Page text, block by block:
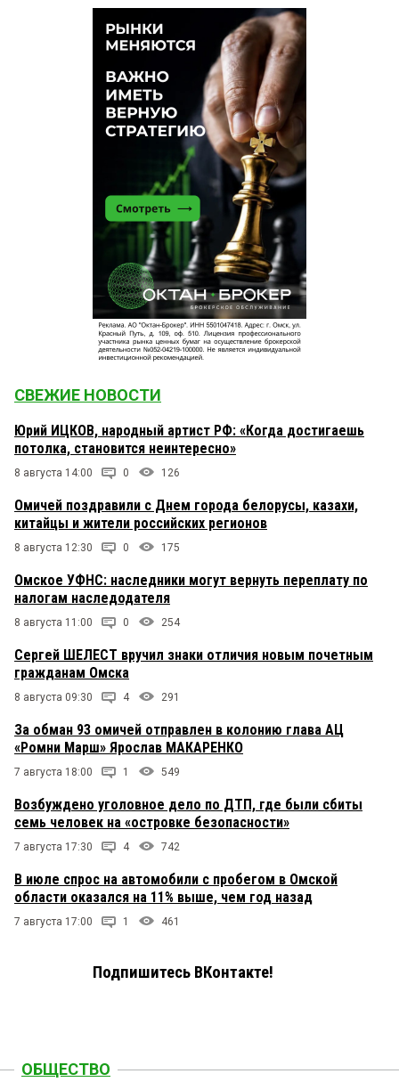
СВЕЖИЕ НОВОСТИ
Юрий ИЦКОВ, народный артист РФ: «Когда достигаешь
потолка, становится неинтересно»
8 августа 14:00 0 126
Омичей поздравили с Днем города белорусы, казахи,
китайцы и жители российских регионов
8 августа 12:30 0 175
Омское УФНС: наследники могут вернуть переплату по
налогам наследодателя
8 августа 11:00 0 254
Сергей ШЕЛЕСТ вручил знаки отличия новым почетным
гражданам Омска
8 августа 09:30 4 291
За обман 93 омичей отправлен в колонию глава АЦ
«Ромни Марш» Ярослав МАКАРЕНКО
7 августа 18:00 1 549
Возбуждено уголовное дело по ДТП, где были сбиты
семь человек на «островке безопасности»
7 августа 17:30 4 742
В июле спрос на автомобили с пробегом в Омской
области оказался на 11% выше, чем год назад
7 августа 17:00 1 461
Подпишитесь ВКонтакте!
ОБЩЕСТВО